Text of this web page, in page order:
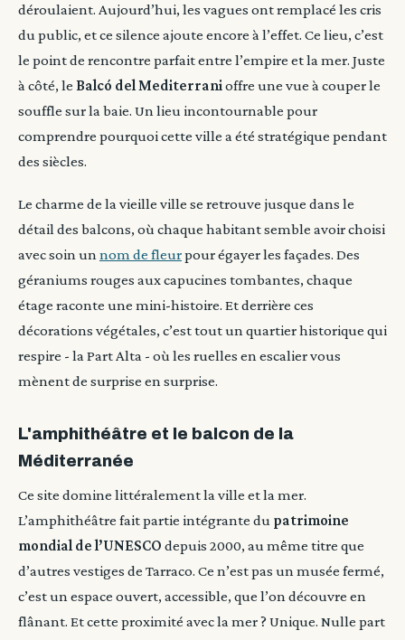
déroulaient. Aujourd’hui, les vagues ont remplacé les cris
du public, et ce silence ajoute encore à l’effet. Ce lieu, c’est
le point de rencontre parfait entre l’empire et la mer. Juste
à côté, le Balcó del Mediterranioffre une vue à couper le
souffle sur la baie. Un lieu incontournable pour
comprendre pourquoi cette ville a été stratégique pendant
des siècles.
Le charme de la vieille ville se retrouve jusque dans le
détail des balcons, où chaque habitant semble avoir choisi
avec soin un nom de fleurpour égayer les façades. Des
géraniums rouges aux capucines tombantes, chaque
étage raconte une mini-histoire. Et derrière ces
décorations végétales, c’est tout un quartier historique qui
respire - la Part Alta - où les ruelles en escalier vous
mènent de surprise en surprise.
L'amphithéâtre et le balcon de la
Méditerranée
Ce site domine littéralement la ville et la mer.
L’amphithéâtre fait partie intégrante du patrimoine
mondial de l’UNESCO depuis 2000, au même titre que
d’autres vestiges de Tarraco. Ce n’est pas un musée fermé,
c’est un espace ouvert, accessible, que l’on découvre en
flânant. Et cette proximité avec la mer ? Unique. Nulle part